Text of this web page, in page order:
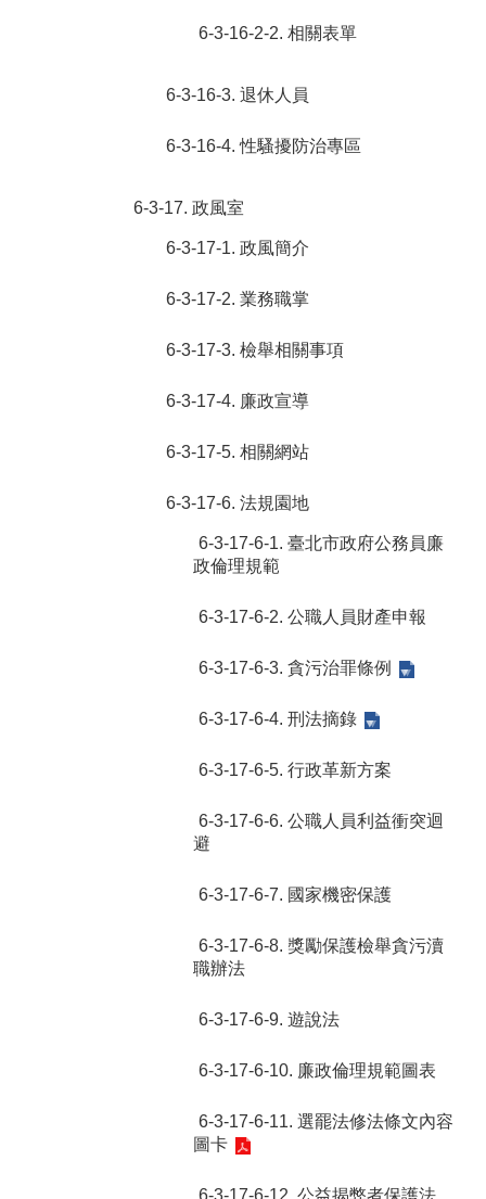
6-3-16-2-2. 相關表單
6-3-16-3. 退休人員
6-3-16-4. 性騷擾防治專區
6-3-17. 政風室
6-3-17-1. 政風簡介
6-3-17-2. 業務職掌
6-3-17-3. 檢舉相關事項
6-3-17-4. 廉政宣導
6-3-17-5. 相關網站
6-3-17-6. 法規園地
6-3-17-6-1. 臺北市政府公務員廉
政倫理規範
6-3-17-6-2. 公職人員財產申報
6-3-17-6-3. 貪污治罪條例
6-3-17-6-4. 刑法摘錄
6-3-17-6-5. 行政革新方案
6-3-17-6-6. 公職人員利益衝突迴
避
6-3-17-6-7. 國家機密保護
6-3-17-6-8. 獎勵保護檢舉貪污瀆
職辦法
6-3-17-6-9. 遊說法
6-3-17-6-10. 廉政倫理規範圖表
6-3-17-6-11. 選罷法修法條文內容
圖卡
6-3-17-6-12. 公益揭弊者保護法